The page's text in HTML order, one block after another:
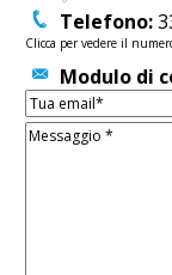
Telefono:
Clicca per vedere il
Modulo di